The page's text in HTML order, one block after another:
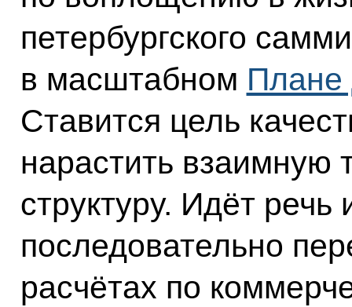
петербургского
в масштабном Плане
Ставится цель
нарастить взаимную
структуру. Идёт
последовательно
расчётах по